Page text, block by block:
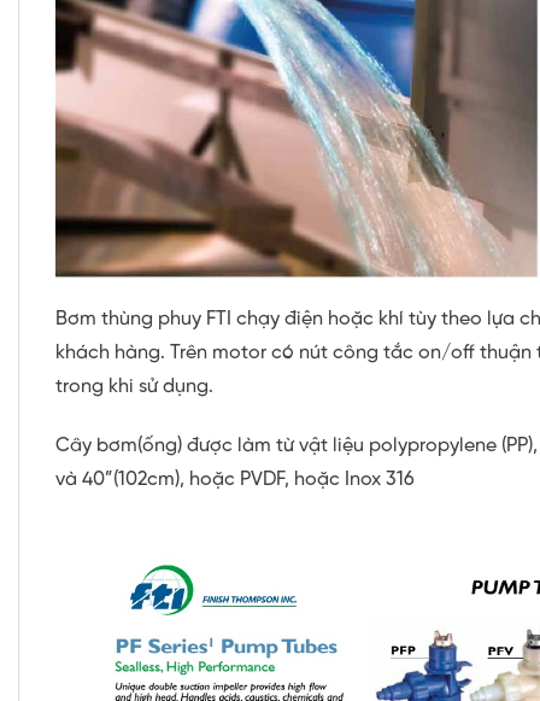
Bơm thùng phuy FTI chạy điện hoặc khí tùy theo lựa
khách hàng. Trên motor có nút công tắc on/off thuận
trong khi sử dụng.
Cây bơm(ống) được l àm từ vật liệu polypropylene (PP),
và 40”(102cm), hoặc PVDF, hoặc Inox 316